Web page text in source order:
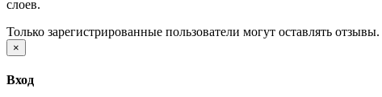
слоев.
Только зарегистрированные пользователи могут оставлять отзывы.
×
Вход